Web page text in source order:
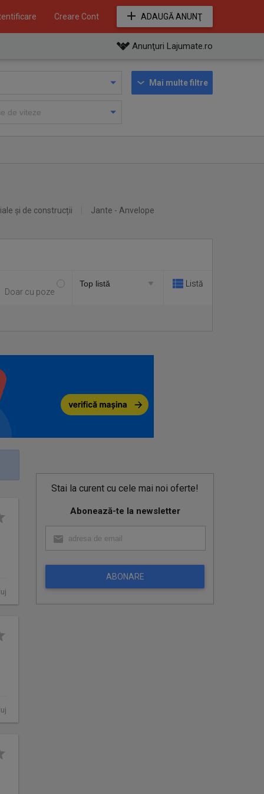
Creare Cont ADAUGĂ ANUNŢ
Anunţuri Lajumate.ro
Mai multe filtre
și de construcții Jante - Anvelope
Doar cu poze
Listă
Stai la curent cu cele mai noi oferte!
Abonează-te la newsletter
ABONARE